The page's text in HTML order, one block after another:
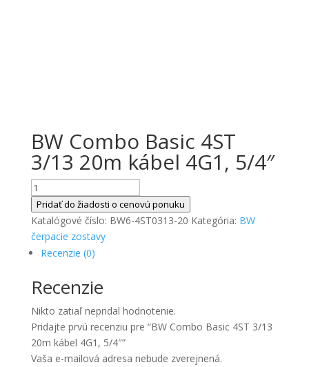
BW Combo Basic 4ST
3/13 20m kábel 4G1, 5/4″
množstvo
BW
Combo
Basic
4ST
20m
kábel
4G1,
5/4"
Pridať do žiadosti o cenovú ponuku
Katalógové číslo: BW6-4ST0313-20 Kategória: BW
čerpacie zostavy
Recenzie (0)
Recenzie
Nikto zatiaľ nepridal hodnotenie.
Pridajte prvú recenziu pre “BW Combo Basic 4ST 3/13
20m kábel 4G1, 5/4″”
Vaša e-mailová adresa nebude zverejnená.